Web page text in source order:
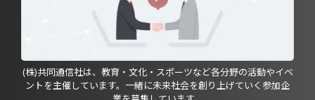
(株)共同通信社は、教育・文化・スポーツなど各分野の活動やイベ
ントを主催しています。一緒に未来社会を創り上げていく参加企